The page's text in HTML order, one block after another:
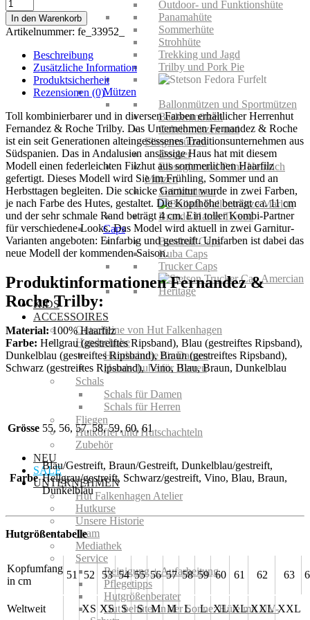
Outdoor- und Funktionshüte
Panamahüte
Sommerhüte
Strohhüte
Trekking und Jagd
Trilby und Pork Pie
Mützen
Ballonmützen und Sportmützen
Baskenmützen
Cabriomützen und
Fliegermützen
Docker
Elbsegler und Prinz Heinrich
Mützen
Strickmützen
Caps
Baseball Caps
Kuba Caps
Trucker Caps
KIDS
ACCESSOIRES
Gutscheine von Hut Falkenhagen
Handschuhe
Handschuhe für Damen
Handschuhe für Herren
Schals
Schals für Damen
Schals für Herren
Fliegen
Hutkoffer und Hutschachteln
Zubehör
NEU
SALE
UNTERNEHMEN
Hut Falkenhagen Atelier
Hutkurse
Unsere Historie
Team
Mediathek
Service
Reinigung + Aufarbeitung
Pflegetipps
Hutgrößenberater
Gut behütet in der Sonne: Hüte mit UV-
&
Roche
Trilby
Menge
In den Warenkorb
Artikelnummer: fe_33952_
Beschreibung
Zusätzliche Information
Produktsicherheit
Rezensionen (0)
Toll kombinierbarer und in diversen Farben erhältlicher Herrenhut
Fernandez & Roche Trilby. Das Unternehmen Fernandez & Roche
ist ein seit Generationen alteingesessenes Traditionsunternehmen aus
Südspanien. Das in Andalusien ansässige Haus hat mit diesem
Modell einen federleichten Filzhut aus sommerlichen Haarfilz
gefertigt. Dieses Modell wird Sie im Frühling, Sommer und an
Herbsttagen begleiten. Die schicke Garnitur wurde in zwei Farben,
je nach Farbe des Hutes, gestaltet. Die Kopfhöhe beträgt ca. 11 cm
und der sehr schmale Rand beträgt 4 cm. Ein toller Kombi-Partner
für verschiedene Looks. Das Model wird aktuell in zwei Garnitur-
Varianten angeboten: Einfarbig und gestreift. Unifarben ist dabei das
neue Modell der kommenden Saison.
Produktinformationen Fernandez &
Roche Trilby:
Material:100% Haarfilz
Farbe: Hellgrau (gestreiftes Ripsband), Blau (gestreiftes Ripsband),
Dunkelblau (gestreiftes Ripsband), Braun (gestreiftes Ripsband),
Schwarz (gestreiftes Ripsband), Vino, Blau, Braun, Dunkelblau
Grösse 55, 56, 57, 58, 59, 60, 61
Farbe
Blau/Gestreift, Braun/Gestreift, Dunkelblau/gestreift,
Hellgrau/gestreift, Schwarz/gestreift, Vino, Blau, Braun,
Dunkelblau
Hutgrößentabelle
Kopfumfang
in cm
51 52 53 54 55 56 57 58 59 60 61 62 63
Weltweit XS XS S S M M L L XL XL XXL XXL